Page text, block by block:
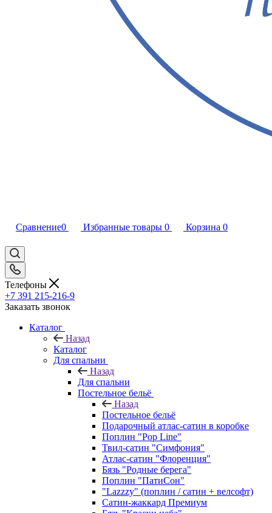
Сравнение0 Избранные товары 0 Корзина 0
Телефоны
+7 391 215-216-9
Заказать звонок
Каталог
Назад
Каталог
Для спальни
Назад
Для спальни
Постельное бельё
Назад
Постельное бельё
Подарочный атлас-сатин в коробке
Поплин "Pop Line"
Твил-сатин "Симфония"
Атлас-сатин "Флоренция"
Бязь "Родные берега"
Поплин "ПатиСон"
"Lazzzy" (поплин / сатин + велсофт)
Сатин-жаккард Премиум